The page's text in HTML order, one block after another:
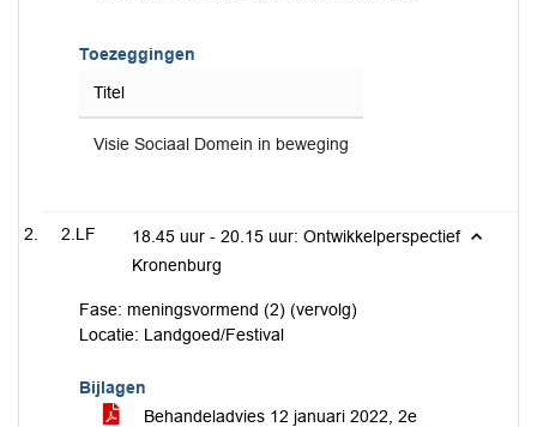
Toezeggingen
Titel
Visie Sociaal Domein in beweging
2.LF
18.45 uur - 20.15 uur: Ontwikkelperspectief
Kronenburg
Fase: meningsvormend (2) (vervolg)
Locatie: Landgoed/Festival
Bijlagen
Behandeladvies 12 januari 2022, 2e